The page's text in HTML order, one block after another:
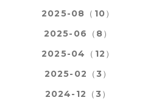
2025-08（10）
2025-06（8）
2025-04（12）
2025-02（3）
2024-12（3）